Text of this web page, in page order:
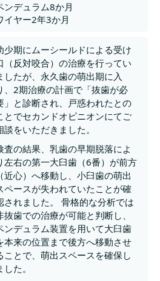
ンデュラム8か月
イヤー2年3か月
少期にムーシールドによる受け
（反対咬合）の治療を行ってい
したが、永久歯の萌出期に入
、2期治療の計画で「抜歯が必
」と診断され、戸惑われたとの
とでセカンドオピニオンにてご
談をいただきました。
査の結果、乳歯の早期脱落によ
左右の第一大臼歯（6番）が前方
（近心）へ移動し、小臼歯の萌出
ペースが失われていたことが確
されました。 骨格的な分析では
抜歯での治療が可能と判断し、
ンデュラム装置を用いて大臼歯
本来の位置まで後方へ移動させ
ことで、萌出スペースを確保し
した。